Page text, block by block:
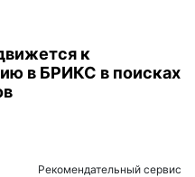
к
в БРИКС в поисках
Рекомендательный сервис